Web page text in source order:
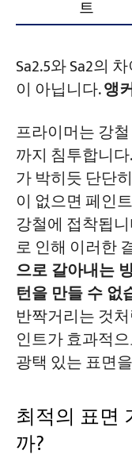
트
Sa2.5와 Sa2의
이 아닙니다.앵
프라이머는 강
까지 침투합니
가 박히듯 단단
이 없으면 페인
강철에 접착됩
로 인해 이러한
으로 갈아내는
턴을 만들 수 없
반짝거리는 것
인트가 효과적
광택 있는 표면
최적의 표면
까?